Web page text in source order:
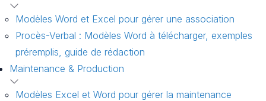
Modèles Word et Excel pour gérer une association
Procès-Verbal : Modèles Word à télécharger, exemples
préremplis, guide de rédaction
Maintenance & Production
Modèles Excel et Word pour gérer la maintenance